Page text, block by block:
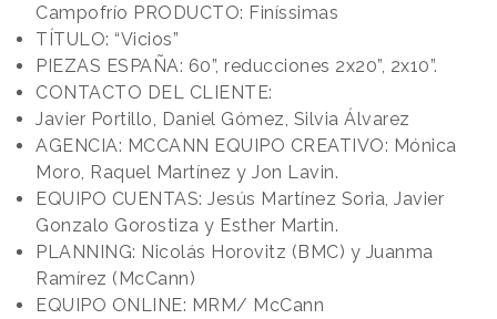
Campofrío PRODUCTO: Finíssimas
TÍTULO: “Vicios”
PIEZAS ESPAÑA: 60”, reducciones 2x20”, 2x10”.
CONTACTO DEL CLIENTE:
Javier Portillo, Daniel Gómez, Silvia Álvarez
AGENCIA: MCCANN EQUIPO CREATIVO: Mónica
Moro, Raquel Martínez y Jon Lavin.
EQUIPO CUENTAS: Jesús Martínez Soria, Javier
Gonzalo Gorostiza y Esther Martin.
PLANNING: Nicolás Horovitz (BMC) y Juanma
Ramírez (McCann)
EQUIPO ONLINE: MRM/ McCann